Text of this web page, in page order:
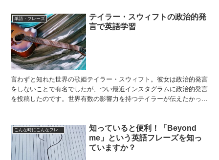
単語・フレーズ
テイラー・スウィフトの政治的発
言で英語学習
言わずと知れた世界の歌姫テイラー・スウィフト。彼女は政治的発言
をしないことで有名でしたが、つい最近インスタグラムに政治的発言
を投稿したのです。世界有数の影響力を持つテイラーが伝えたかった
こんな時にこんなフレーズ
知っていると便利！「Beyond
me」という英語フレーズを知っ
ていますか？